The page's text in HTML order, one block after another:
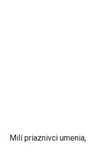
Milí priaznivci umenia,